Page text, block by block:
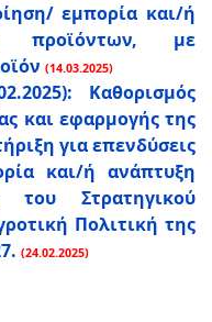
εμπορία και/ή
προϊόντων, με
(14.03.2025)
Καθορισμός
και εφαρμογής της
για επενδύσεις
και/ή ανάπτυξη
του Στρατηγικού
Πολιτική της
(24.02.2025)